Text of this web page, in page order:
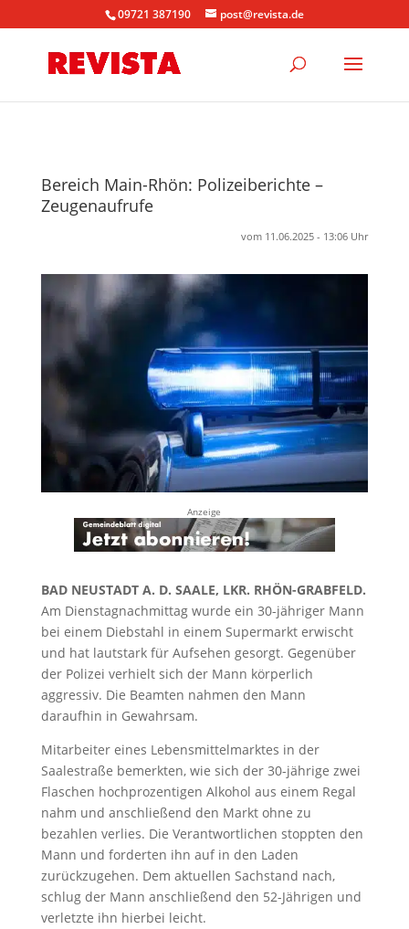
09721 387190 post@revista.de
Bereich Main-Rhön: Polizeiberichte –
Zeugenaufrufe
vom 11.06.2025 - 13:06 Uhr
Anzeige
BAD NEUSTADT A. D. SAALE, LKR. RHÖN-GRABFELD.
Am Dienstagnachmittag wurde ein 30-jähriger Mann
bei einem Diebstahl in einem Supermarkt erwischt
und hat lautstark für Aufsehen gesorgt. Gegenüber
der Polizei verhielt sich der Mann körperlich
aggressiv. Die Beamten nahmen den Mann
daraufhin in Gewahrsam.
Mitarbeiter eines Lebensmittelmarktes in der
Saalestraße bemerkten, wie sich der 30-jährige zwei
Flaschen hochprozentigen Alkohol aus einem Regal
nahm und anschließend den Markt ohne zu
bezahlen verlies. Die Verantwortlichen stoppten den
Mann und forderten ihn auf in den Laden
zurückzugehen. Dem aktuellen Sachstand nach,
schlug der Mann anschließend den 52-Jährigen und
verletzte ihn hierbei leicht.